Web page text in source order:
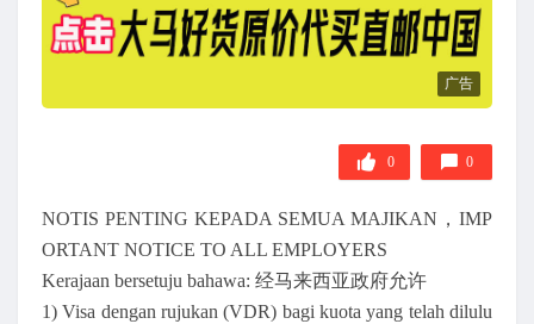
广告
0 0
NOTIS PENTING KEPADA SEMUA MAJIKAN，IMP
ORTANT NOTICE TO ALL EMPLOYERS
Kerajaan bersetuju bahawa: 经马来西亚政府允许
1) Visa dengan rujukan (VDR) bagi kuota yang telah dilulu